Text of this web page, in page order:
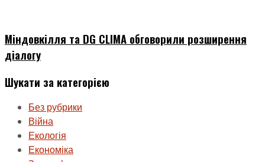
Міндовкілля та DG CLIMA обговорили розширення
діалогу
Шукати за категорією
Без рубрики
Війна
Екологія
Економіка